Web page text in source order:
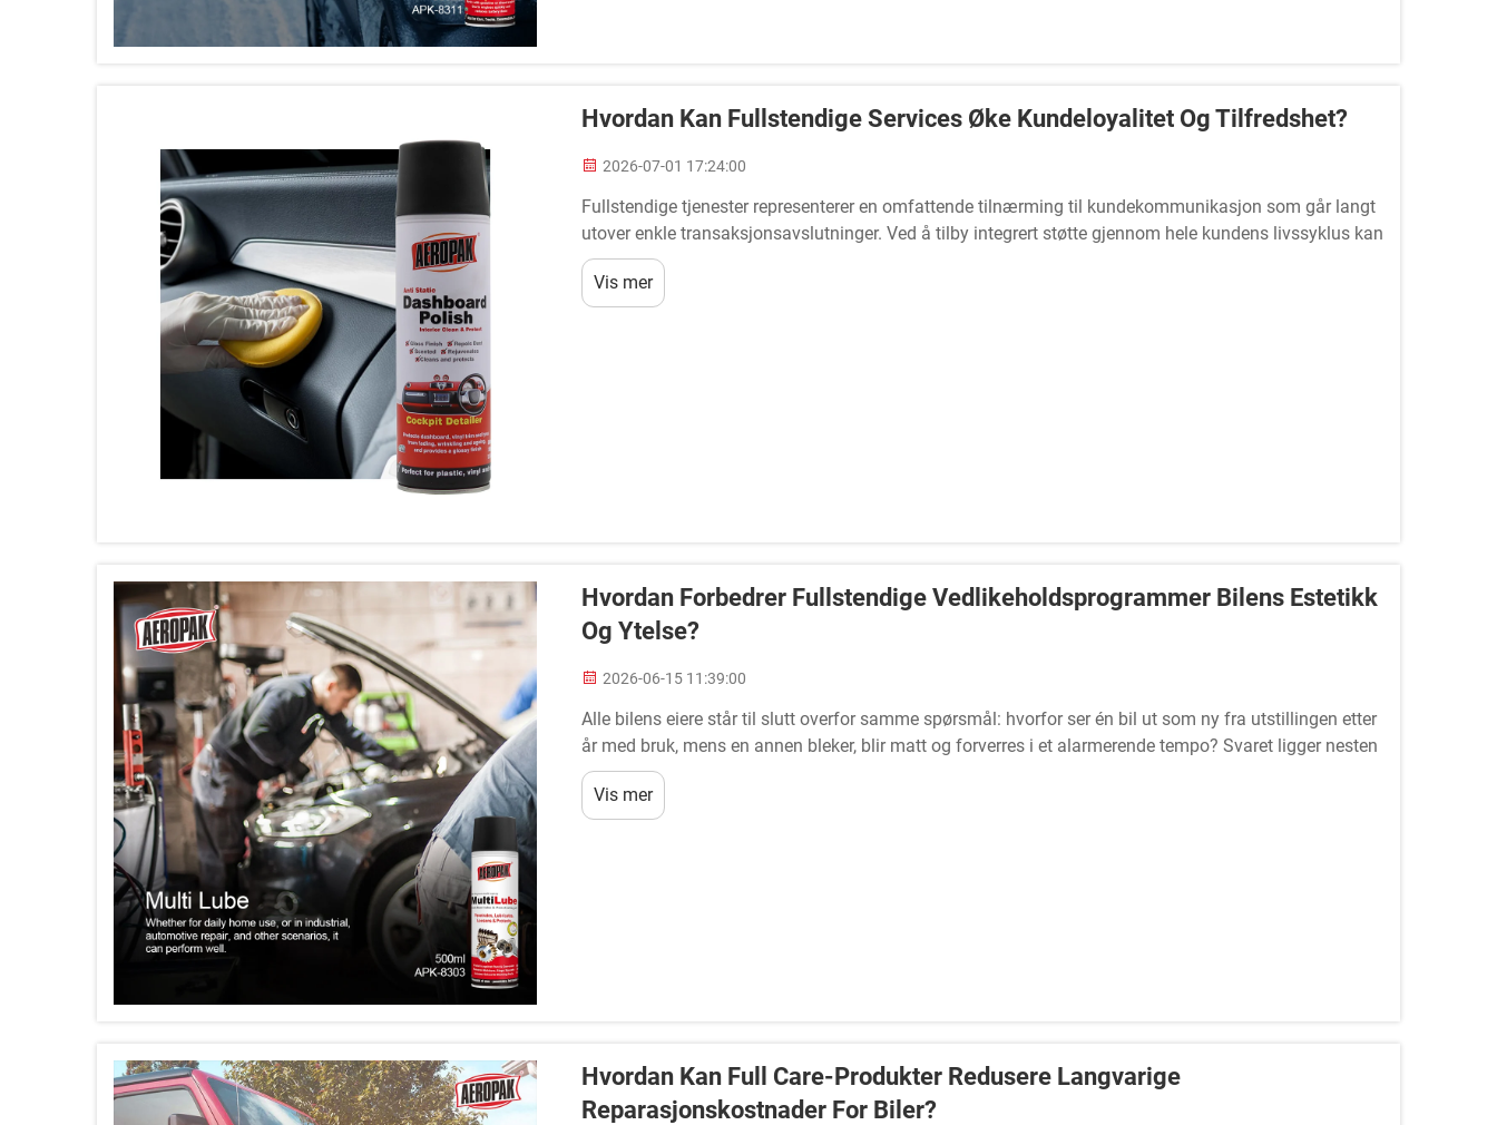
Hvordan Kan Fullstendige Services Øke Kundeloyalitet Og Tilfredshet?
2026-07-01 17:24:00
Fullstendige tjenester representerer en omfattende tilnærming til kundekommunikasjon som går langt
utover enkle transaksjonsavslutninger. Ved å tilby integrert støtte gjennom hele kundens livssyklus kan
bedrifter transformere tilfeldige kjøpere til lojale forkjempere...
Vis mer
Hvordan Forbedrer Fullstendige Vedlikeholdsprogrammer Bilens Estetikk
Og Ytelse?
2026-06-15 11:39:00
Alle bilens eiere står til slutt overfor samme spørsmål: hvorfor ser én bil ut som ny fra utstillingen etter
år med bruk, mens en annen bleker, blir matt og forverres i et alarmerende tempo? Svaret ligger nesten
alltid i konsekvens og tilnærming. full ca...
Vis mer
Hvordan Kan Full Care-Produkter Redusere Langvarige
Reparasjonskostnader For Biler?